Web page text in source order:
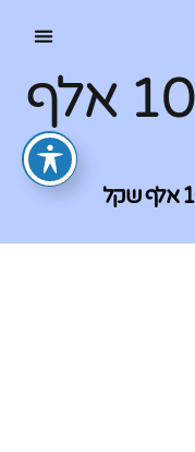
הלוואה עד 100 אלף